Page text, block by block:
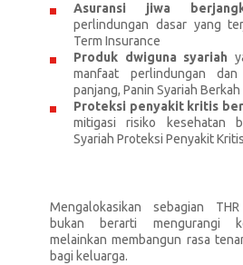
Asuransi jiwa
perlindungan dasar yang
Term Insurance
Produk dwiguna syariah
manfaat perlindungan dan
panjang, Panin Syariah
Proteksi penyakit kritis
mitigasi risiko kesehatan
Syariah Proteksi Penyakit Kritis
Mengalokasikan sebagian
bukan berarti mengurangi
melainkan membangun rasa
bagi keluarga.